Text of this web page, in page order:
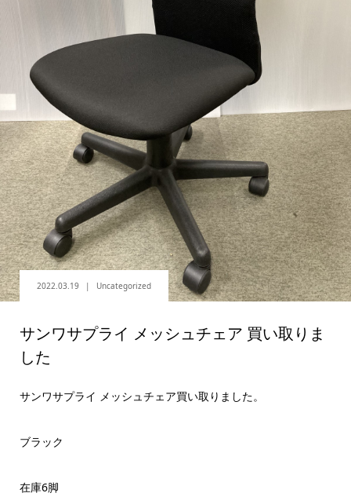
2022.03.19 Uncategorized
サンワサプライ メッシュチェア 買い取りま
した
サンワサプライ メッシュチェア買い取りました。
ブラック
在庫6脚